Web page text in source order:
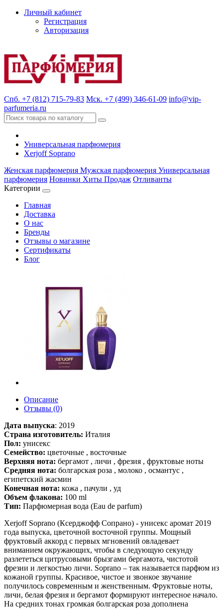
Личный кабинет
Регистрация
Авторизация
Спб. +7 (812) 715-79-83 Мск. +7 (499) 346-61-09 info@vip-
parfumeria.ru
Универсальная парфюмерия
Xerjoff Soprano
Женская парфюмерия Мужская парфюмерия Универсальная
парфюмерия Новинки Хиты Продаж Отливанты
Категории
Главная
Доставка
О нас
Бренды
Отзывы о магазине
Сертификаты
Блог
Описание
Отзывы (0)
Дата выпуска: 2019
Страна изготовитель: Италия
Пол: унисекс
Семейство: цветочные , восточные
Верхняя нота: бергамот , личи , фрезия , фруктовые ноты
Средняя нота: болгарская роза , молоко , османтус ,
египетский жасмин
Конечная нота: кожа , пачули , уд
Объем флакона: 100 ml
Тип: Парфюмерная вода (Eau de parfum)
Xerjoff Soprano (Ксерджофф Сопрано) - унисекс аромат 2019
года выпуска, цветочной восточной группы. Мощный
фруктовый аккорд с первых мгновений овладевает
вниманием окружающих, чтобы в следующую секунду
разлететься цитрусовыми брызгами бергамота, чистотой
фрезии и легкостью личи. Soprano – так называется парфюм из
кожаной группы. Красивое, чистое и звонкое звучание
получилось современным и женственным. Фруктовые ноты,
личи, белая фрезия и бергамот формируют интересное начало.
На средних тонах громкая болгарская роза дополнена